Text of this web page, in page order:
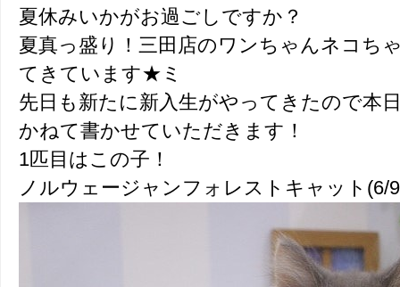
夏休みいかがお過ごしですか？
夏真っ盛り！三田店のワンちゃんネコち
てきています★ミ
先日も新たに新入生がやってきたので本
かねて書かせていただきます！
1匹目はこの子！
ノルウェージャンフォレストキャット(6/